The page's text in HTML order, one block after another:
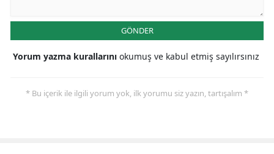
GÖNDER
Yorum yazma kurallarını okumuş ve kabul etmiş sayılırsınız
* Bu içerik ile ilgili yorum yok, ilk yorumu siz yazın, tartışalım *